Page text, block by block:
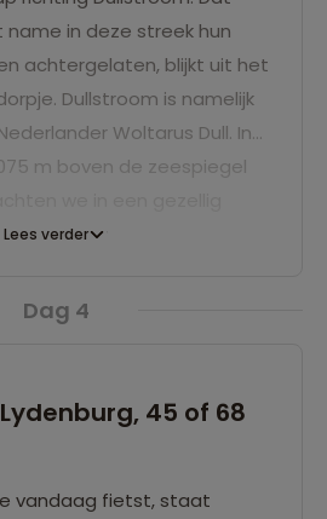
in deze streek hun
achtergelaten, blijkt uit het
Dullstroom is namelijk
Woltarus Dull. In
m boven de zeespiegel
Lees verder
Dag 4
45 of 68
vandaag fietst, staat